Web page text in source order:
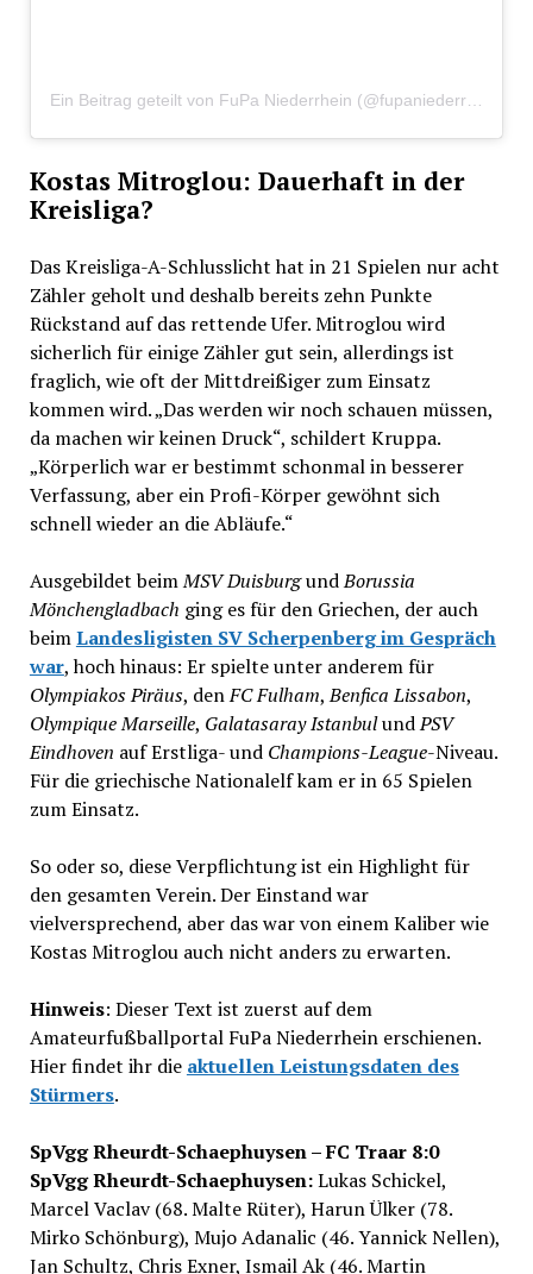
Kostas Mitroglou: Dauerhaft in der
Kreisliga?
Das Kreisliga-A-Schlusslicht hat in 21 Spielen nur acht
Zähler geholt und deshalb bereits zehn Punkte
Rückstand auf das rettende Ufer. Mitroglou wird
sicherlich für einige Zähler gut sein, allerdings ist
fraglich, wie oft der Mittdreißiger zum Einsatz
kommen wird. „Das werden wir noch schauen müssen,
da machen wir keinen Druck“, schildert Kruppa.
„Körperlich war er bestimmt schonmal in besserer
Verfassung, aber ein Profi-Körper gewöhnt sich
schnell wieder an die Abläufe.“
Ausgebildet beimMSV DuisburgundBorussia
Mönchengladbach ging es für den Griechen, der auch
beimLandesligisten SV Scherpenberg im Gespräch
war, hoch hinaus: Er spielte unter anderem für
Olympiakos Piräus, denFC Fulham,Benfica Lissabon,
Olympique Marseille, Galatasaray IstanbulundPSV
Eindhoven auf Erstliga- und Champions-League-Niveau.
Für die griechische Nationalelf kam er in 65 Spielen
zum Einsatz.
So oder so, diese Verpflichtung ist ein Highlight für
den gesamten Verein. Der Einstand war
vielversprechend, aber das war von einem Kaliber wie
Kostas Mitroglou auch nicht anders zu erwarten.
Hinweis: Dieser Text ist zuerst auf dem
Amateurfußballportal FuPa Niederrhein erschienen.
Hier findet ihr die aktuellen Leistungsdaten des
Stürmers.
SpVgg Rheurdt-Schaephuysen – FC Traar 8:0
SpVgg Rheurdt-Schaephuysen:Lukas Schickel,
Marcel Vaclav (68. Malte Rüter), Harun Ülker (78.
Mirko Schönburg), Mujo Adanalic (46. Yannick Nellen),
Jan Schultz, Chris Exner, Ismail Ak (46. Martin